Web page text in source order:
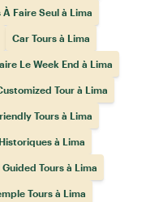
À Faire Seul à Lima
Car Tours à Lima
Le Week End à Lima
Tour à Lima
Tours à Lima
à Lima
Guided Tours à Lima
Tours à Lima